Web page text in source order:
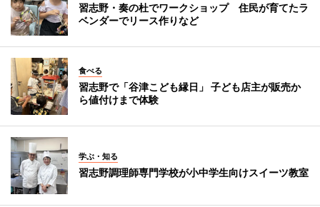
習志野・奏の杜でワークショップ 住民が育てたラ
ベンダーでリース作りなど
食べる
習志野で「谷津こども縁日」 子ども店主が販売か
ら値付けまで体験
学ぶ・知る
習志野調理師専門学校が小中学生向けスイーツ教室